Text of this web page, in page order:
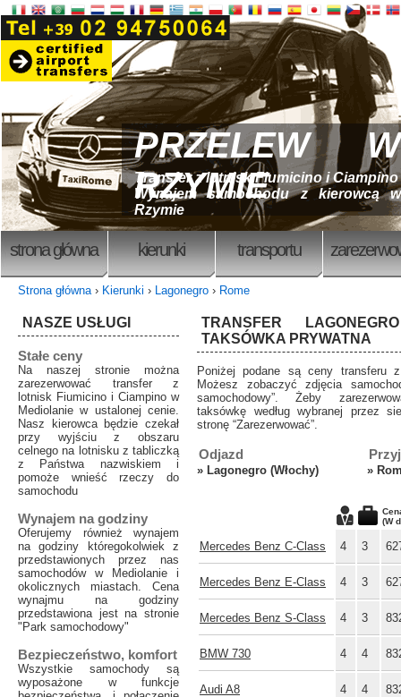
PRZELEW W
RZYMIE
Transfer z lotnisk Fiumicino i Ciampino
Wynajem samochodu z kierowcą w
Rzymie
strona główna kierunki transportu
Strona główna› Kierunki › Lagonegro › Rome
TRANSFER
TAKSÓWKA PRYWATNA
Poniżej podane są ceny transferu
Możesz zobaczyć zdjęcia
samochodowy”. Żeby
taksówkę według wybranej przez
stronę “Zarezerwować”.
Odjazd
» Lagonegro (Włochy) »
(W
Mercedes Benz C-Class 4 3
Mercedes Benz E-Class 4 3
Mercedes Benz S-Class 4 3
BMW 730 4 4
Audi A8 4 4
NASZE USŁUGI
Stałe ceny
Na naszej stronie można
zarezerwować transfer z
lotnisk Fiumicino i Ciampino w
Mediolanie w ustalonej cenie.
Nasz kierowca będzie czekał
przy wyjściu z obszaru
celnego na lotnisku z tabliczką
z Państwa nazwiskiem i
pomoże wnieść rzeczy do
samochodu
Wynajem na godziny
Oferujemy również wynajem
na godziny któregokolwiek z
przedstawionych przez nas
samochodów w Mediolanie i
okolicznych miastach. Cena
wynajmu na godziny
przedstawiona jest na stronie
"Park samochodowy"
Bezpieczeństwo, komfort
Wszystkie samochody są
wyposażone w funkcje